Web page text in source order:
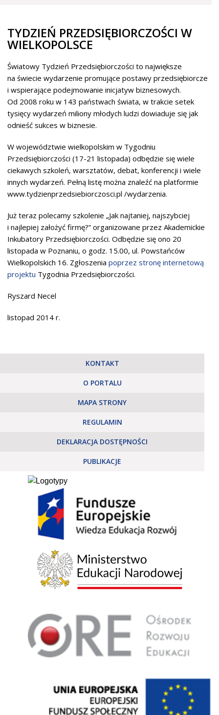
TYDZIEŃ PRZEDSIĘBIORCZOŚCI W
WIELKOPOLSCE
Światowy Tydzień Przedsiębiorczości to największe
na świecie wydarzenie promujące postawy przedsiębiorcze
i wspierające podejmowanie inicjatyw biznesowych.
Od 2008 roku w 143 państwach świata, w trakcie setek
tysięcy wydarzeń miliony młodych ludzi dowiaduje się jak
odnieść sukces w biznesie.
W województwie wielkopolskim w Tygodniu
Przedsiębiorczości (17-21 listopada) odbędzie się wiele
ciekawych szkoleń, warsztatów, debat, konferencji i wiele
innych wydarzeń. Pełną listę można znaleźć na platformie
www.tydzienprzedsiebiorczosci.pl /wydarzenia.
Już teraz polecamy szkolenie „Jak najtaniej, najszybciej
i najlepiej założyć firmę?” organizowane przez Akademickie
Inkubatory Przedsiębiorczości. Odbędzie się ono 20
listopada w Poznaniu, o godz. 15.00, ul. Powstańców
Wielkopolskich 16. Zgłoszenia poprzez stronę internetową
projektu Tygodnia Przedsiębiorczości.
Ryszard Necel
listopad 2014 r.
KONTAKT
O PORTALU
MAPA STRONY
REGULAMIN
DEKLARACJA DOSTĘPNOŚCI
PUBLIKACJE